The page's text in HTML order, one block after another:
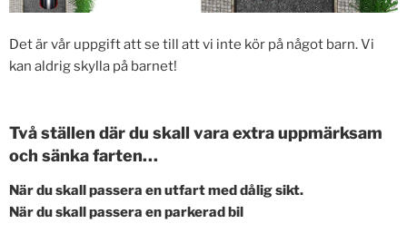
Det är vår uppgift att se till att vi inte kör på något barn. Vi
kan aldrig skylla på barnet!
Två ställen där du skall vara extra uppmärksam
och sänka farten…
När du skall passera en utfart med dålig sikt.
När du skall passera en parkerad bil